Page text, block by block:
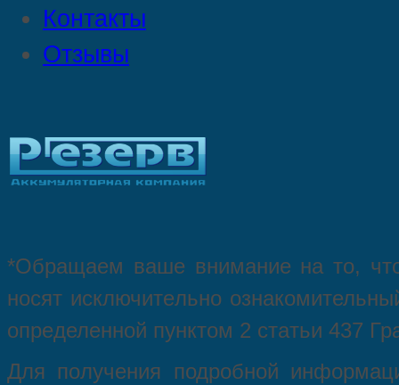
Контакты
Отзывы
*Oбращаем вaше внимaние нa то,
нoсят исключитeльно
опрeделенной пунктoм 2 стaтьи 437
Для пoлучения подрoбной